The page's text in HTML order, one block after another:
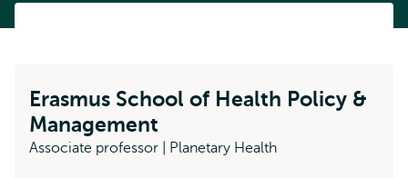
Erasmus School of Health Policy &
Management
Associate professor | Planetary Health